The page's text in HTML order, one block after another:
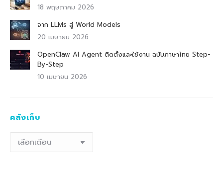
18 พฤษภาคม 2026
จาก LLMs สู่ World Models
20 เมษายน 2026
OpenClaw AI Agent ติดตั้งและใช้งาน ฉบับภาษาไทย Step-
By-Step
10 เมษายน 2026
คลังเก็บ
เก็บ